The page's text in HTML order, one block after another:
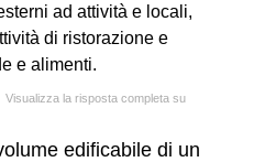
ad attività e locali,
di ristorazione e
e alimenti.
Visualizza la risposta completa su
edificabile di un